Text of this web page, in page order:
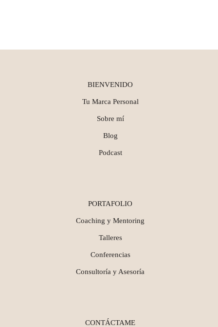
BIENVENIDO
Tu Marca Personal
Sobre mí
Blog
Podcast
PORTAFOLIO
Coaching y Mentoring
Talleres
Conferencias
Consultoría y Asesoría
CONTÁCTAME